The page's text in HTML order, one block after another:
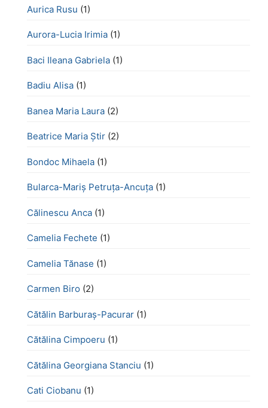
Aurica Rusu (1)
Aurora-Lucia Irimia (1)
Baci Ileana Gabriela (1)
Badiu Alisa (1)
Banea Maria Laura (2)
Beatrice Maria Știr (2)
Bondoc Mihaela (1)
Bularca-Mariș Petruța-Ancuța (1)
Călinescu Anca (1)
Camelia Fechete (1)
Camelia Tănase (1)
Carmen Biro (2)
Cătălin Barburaș-Pacurar (1)
Cătălina Cimpoeru (1)
Cătălina Georgiana Stanciu (1)
Cati Ciobanu (1)